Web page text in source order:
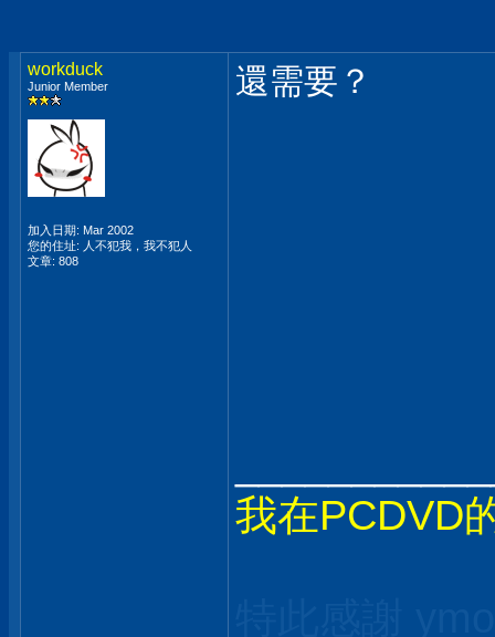
workduck
Junior Member
加入日期: Mar 2002
您的住址: 人不犯我，我不犯人
文章: 808
還需
我在PCDVD